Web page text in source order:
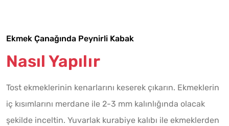
Ekmek Çanağında Peynirli Kabak
Nasıl Yapılır
Tost ekmeklerinin kenarlarını keserek çıkarın. Ekmeklerin
iç kısımlarını merdane ile 2-3 mm kalınlığında olacak
şekilde inceltin. Yuvarlak kurabiye kalıbı ile ekmeklerden